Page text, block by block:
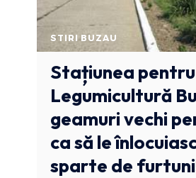
STIRI BUZAU
Stațiunea pentru
Legumicultură
geamuri vechi
ca să le
sparte de